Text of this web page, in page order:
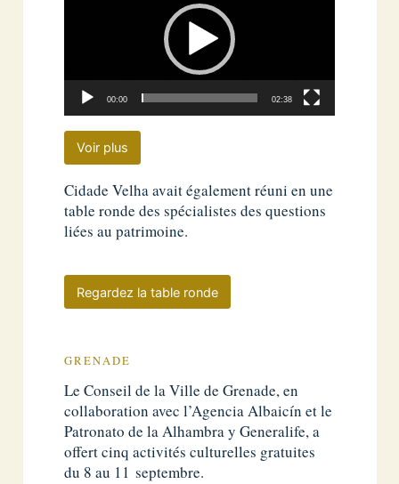
00:00 02:38
Voir plus
Cidade Velha avait également réuni en une
table ronde des spécialistes des questions
liées au patrimoine.
Regardez la table ronde
GRENADE
Le Conseil de la Ville de Grenade, en
collaboration avec l’Agencia Albaicín et le
Patronato de la Alhambra y Generalife, a
offert cinq activités culturelles gratuites
du 8 au 11 septembre.